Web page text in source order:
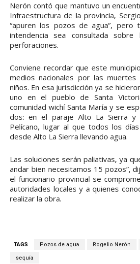
Nerón contó que mantuvo un
Infraestructura de la provincia,
“apuren los pozos de agua”, pero
intendencia sea consultada
perforaciones.
Conviene recordar que este
medios nacionales por las
niños. En esa jurisdicción ya se
uno en el pueblo de Santa
comunidad wichí Santa María y se
dos: en el paraje Alto La Sierra y
Pelícano, lugar al que todos los
desde Alto La Sierra llevando agua.
Las soluciones serán paliativas, ya
andar bien necesitamos 15 pozos”,
el funcionario provincial se
autoridades locales y a quienes
realizar la obra.
TAGS Pozos de agua Rogelio Nerón
sequía